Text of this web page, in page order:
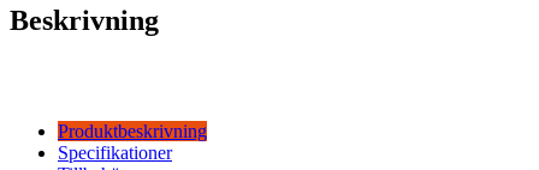
Beskrivning
Produktbeskrivning
Specifikationer